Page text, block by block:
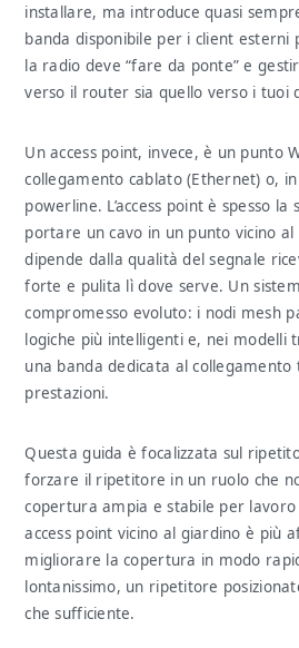
installare, ma introduce quasi
banda disponibile per i client esterni
la radio deve “fare da ponte” e
verso il router sia quello verso i tuoi
Un access point, invece, è un punto
collegamento cablato (Ethernet) o,
powerline. L’access point è spesso
portare un cavo in un punto vicino
dipende dalla qualità del segnale
forte e pulita lì dove serve. Un
compromesso evoluto: i nodi mesh
logiche più intelligenti e, nei modelli
una banda dedicata al
prestazioni.
Questa guida è focalizzata sul
forzare il ripetitore in un ruolo che
copertura ampia e stabile per
access point vicino al giardino è più
migliorare la copertura in modo
lontanissimo, un ripetitore
che sufficiente.